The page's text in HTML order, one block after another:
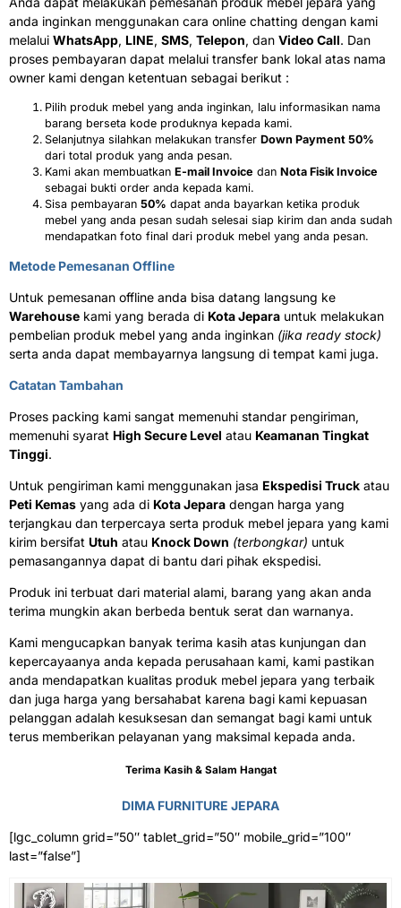
anda inginkan menggunakan cara online chatting dengan kami
melalui WhatsApp, LINE, SMS, Telepon, dan Video Call. Dan
proses pembayaran dapat melalui transfer bank lokal atas nama
owner kami dengan ketentuan sebagai berikut :
Pilih produk mebel yang anda inginkan, lalu informasikan nama
barang berseta kode produknya kepada kami.
Selanjutnya silahkan melakukan transfer Down Payment 50%
dari total produk yang anda pesan.
Kami akan membuatkan E-mail Invoice dan Nota Fisik Invoice
sebagai bukti order anda kepada kami.
Sisa pembayaran 50% dapat anda bayarkan ketika produk
mebel yang anda pesan sudah selesai siap kirim dan anda sudah
mendapatkan foto final dari produk mebel yang anda pesan.
Metode Pemesanan Offline
Untuk pemesanan offline anda bisa datang langsung ke
Warehouse kami yang berada di Kota Jepara untuk melakukan
pembelian produk mebel yang anda inginkan (jika ready stock)
serta anda dapat membayarnya langsung di tempat kami juga.
Catatan Tambahan
Proses packing kami sangat memenuhi standar pengiriman,
memenuhi syarat High Secure Level atau Keamanan Tingkat
Tinggi.
Untuk pengiriman kami menggunakan jasa Ekspedisi Truck atau
Peti Kemas yang ada di Kota Jepara dengan harga yang
terjangkau dan terpercaya serta produk mebel jepara yang kami
kirim bersifat Utuh atau Knock Down (terbongkar) untuk
pemasangannya dapat di bantu dari pihak ekspedisi.
Produk ini terbuat dari material alami, barang yang akan anda
terima mungkin akan berbeda bentuk serat dan warnanya.
Kami mengucapkan banyak terima kasih atas kunjungan dan
kepercayaanya anda kepada perusahaan kami, kami pastikan
anda mendapatkan kualitas produk mebel jepara yang terbaik
dan juga harga yang bersahabat karena bagi kami kepuasan
pelanggan adalah kesuksesan dan semangat bagi kami untuk
terus memberikan pelayanan yang maksimal kepada anda.
Terima Kasih & Salam Hangat
DIMA FURNITURE JEPARA
[lgc_column grid=”50″ tablet_grid=”50″ mobile_grid=”100″
last=”false”]